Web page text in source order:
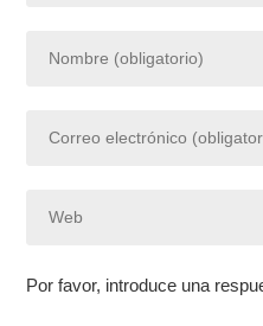
Por favor, introduce una